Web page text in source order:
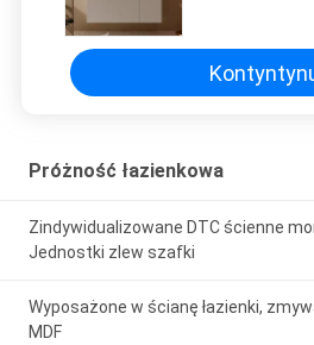
Próżność łazienkowa
Zindywidualizowane DTC ścienne
Jednostki zlew szafki
Wyposażone w ścianę łazienki,
MDF